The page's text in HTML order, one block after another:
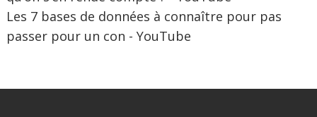
Les 7 bases de données à connaître pour pas
passer pour un con - YouTube